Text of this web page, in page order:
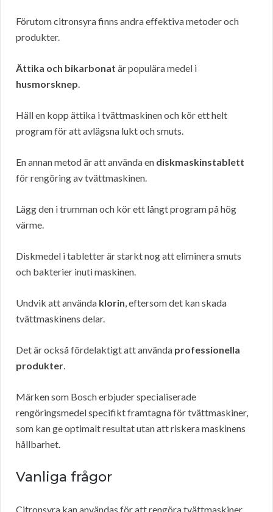
Förutom citronsyra finns andra effektiva metoder och
produkter.
Ättika och bikarbonat är populära medel i
husmorsknep.
Häll en kopp ättika i tvättmaskinen och kör ett helt
program för att avlägsna lukt och smuts.
En annan metod är att använda en diskmaskinstablett
för rengöring av tvättmaskinen.
Lägg den i trumman och kör ett långt program på hög
värme.
Diskmedel i tabletter är starkt nog att eliminera smuts
och bakterier inuti maskinen.
Undvik att använda klorin, eftersom det kan skada
tvättmaskinens delar.
Det är också fördelaktigt att använda professionella
produkter.
Märken som Bosch erbjuder specialiserade
rengöringsmedel specifikt framtagna för tvättmaskiner,
som kan ge optimalt resultat utan att riskera maskinens
hållbarhet.
Vanliga frågor
Citronsyra kan användas för att rengöra tvättmaskiner,